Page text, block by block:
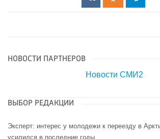
НОВОСТИ ПАРТНЕРОВ
Новости СМИ2
ВЫБОР РЕДАКЦИИ
Эксперт: интерес у молодежи к переезду в
усилился в последние годы